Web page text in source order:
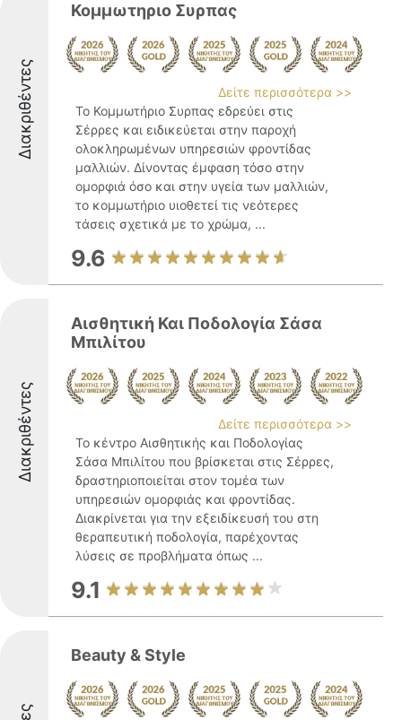
Διακριθέντες
Κομμωτηριο Συρπας
Δείτε περισσότερα >>
Το Κομμωτήριο Συρπας εδρεύει στις
Σέρρες και ειδικεύεται στην παροχή
ολοκληρωμένων υπηρεσιών φροντίδας
μαλλιών. Δίνοντας έμφαση τόσο στην
ομορφιά όσο και στην υγεία των μαλλιών,
το κομμωτήριο υιοθετεί τις νεότερες
τάσεις σχετικά με το χρώμα, ...
9.6
Διακριθέντες
Αισθητική Και Ποδολογία Σάσα
Μπιλίτου
Δείτε περισσότερα >>
Το κέντρο Αισθητικής και Ποδολογίας
Σάσα Μπιλίτου που βρίσκεται στις Σέρρες,
δραστηριοποιείται στον τομέα των
υπηρεσιών ομορφιάς και φροντίδας.
Διακρίνεται για την εξειδίκευσή του στη
θεραπευτική ποδολογία, παρέχοντας
λύσεις σε προβλήματα όπως ...
9.1
Beauty & Style